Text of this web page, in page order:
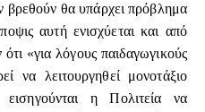
βρεθούν θα υπάρχει πρόβλημα
αυτή ενισχύεται και από
«για λόγους παιδαγωγικούς
να λειτουργηθεί μονοτάξιο
η Πολιτεία να